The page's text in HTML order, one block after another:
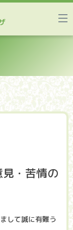
・苦情の
して誠に有難う